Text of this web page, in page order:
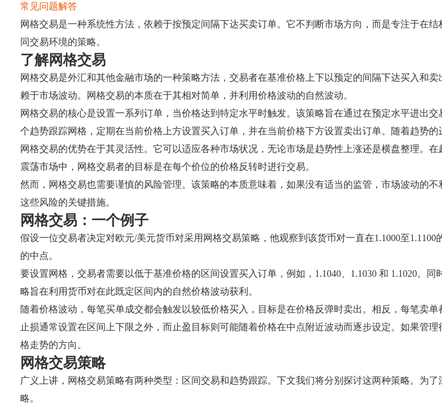
常见问题解答
网格交易是一种系统性方法，依赖于按预定间隔下达买卖订单。它不判断市场方向，而是专注于在
同交易环境的策略。
了解网格交易
网格交易是外汇和其他金融市场的一种策略方法，交易者在基准价格上下以预定的间隔下达买入和
赖于市场波动。网格交易的本质在于其相对简单，并利用价格波动的自然波动。
网格交易的核心是设置一系列订单，当价格达到特定水平时触发。该策略旨在通过在预定水平进出
个趋势跟踪网格，定期在当前价格上方设置买入订单，并在当前价格下方设置卖出订单。随着趋势的
网格交易的优势在于其灵活性。它可以适应各种市场状况，无论市场是趋势性上涨还是横盘整理。
震荡市场中，网格交易者的目标是在每个价位的价格反转时进行交易。
然而，网格交易也需要谨慎的风险管理。该策略的本质意味着，如果没有适当的监管，市场波动的
这些风险的关键措施。
网格交易：一个例子
假设一位交易者决定对欧元/美元货币对采用网格交易策略，他观察到该货币对一直在1.1000至
的中点。
要设置网格，交易者需要以低于基准价格的区间设置买入订单，例如，1.1040、1.1030 和 1.1020。
略旨在利用货币对在此既定区间内的自然价格波动获利。
随着价格波动，每笔买单成交都会触发以较低价格买入，目标是在价格反弹时卖出。相反，每笔卖
止损通常设置在区间上下限之外，而止盈目标则可能随着价格在中点附近波动而逐步设定。如果管
格走势的方向。
网格交易策略
广义上讲，网格交易策略有两种类型：区间交易和趋势跟踪。下文我们将分别探讨这两种策略。为了
略。